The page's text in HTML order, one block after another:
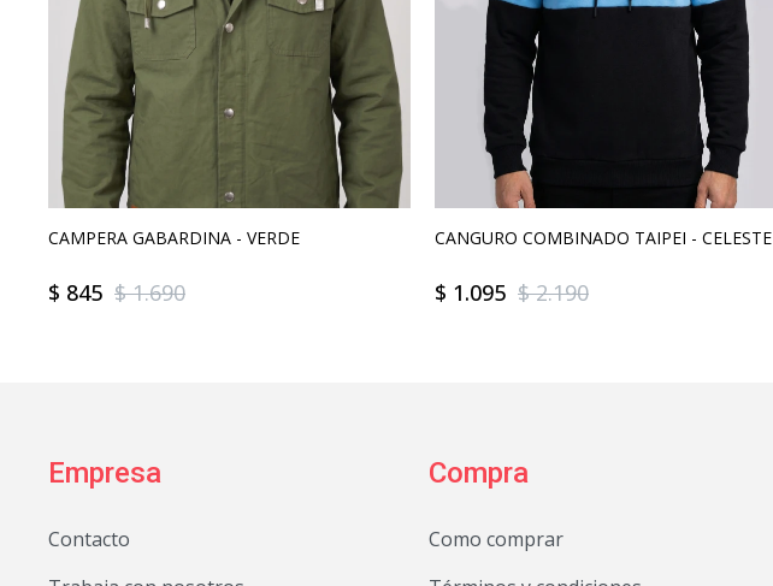
CAMPERA GABARDINA - VERDE
$ 845 $ 1.690
CANGURO COMBINADO TAIPEI - CELESTE
$ 1.095 $ 2.190
Empresa
Contacto
Compra
Como comprar